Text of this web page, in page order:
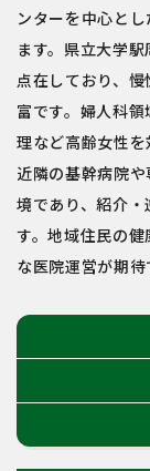
ンターを中心と
ます。県立大学
点在しており、
富です。婦人科
理など高齢女性を
近隣の基幹病院
境であり、紹介
す。地域住民の
な医院運営が期待